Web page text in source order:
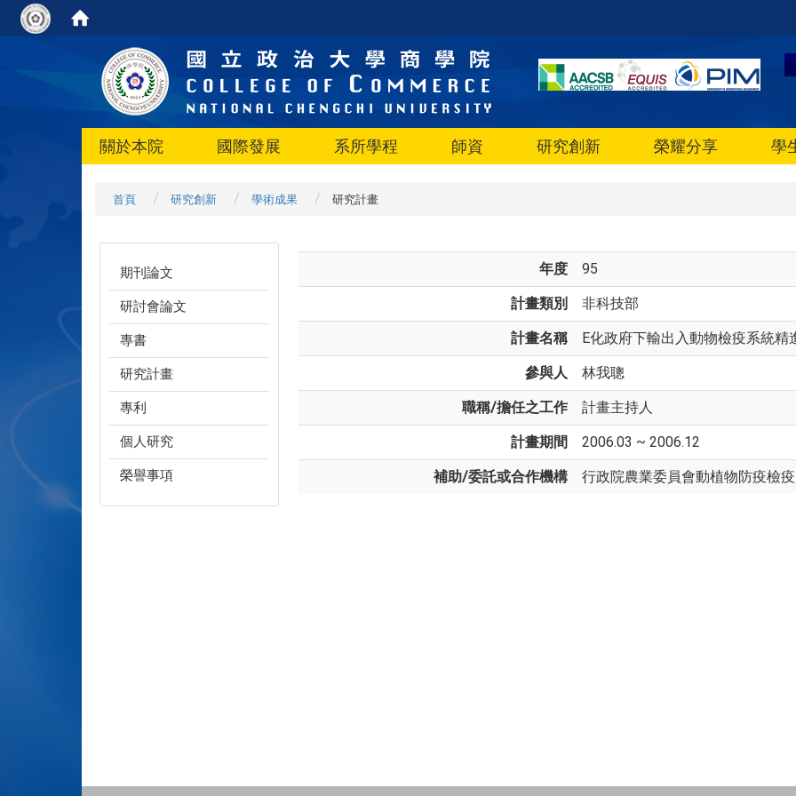
關於本院 國際發展 系所學程 師資 研究創新 榮耀分享 學
首頁 研究創新 學術成果 研究計畫
期刊論文
研討會論文
專書
研究計畫
專利
個人研究
榮譽事項
年度 95
計畫類別 非科技部
計畫名稱 E化政府下輸出入動物檢疫系統精
參與人 林我聰
職稱/擔任之工作 計畫主持人
計畫期間 2006.03 ~ 2006.12
補助/委託或合作機構 行政院農業委員會動植物防疫檢